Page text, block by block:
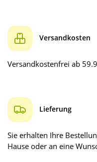
Versandkosten
Versandkostenfrei ab
Lieferung
Sie erhalten Ihre
Hause oder an eine